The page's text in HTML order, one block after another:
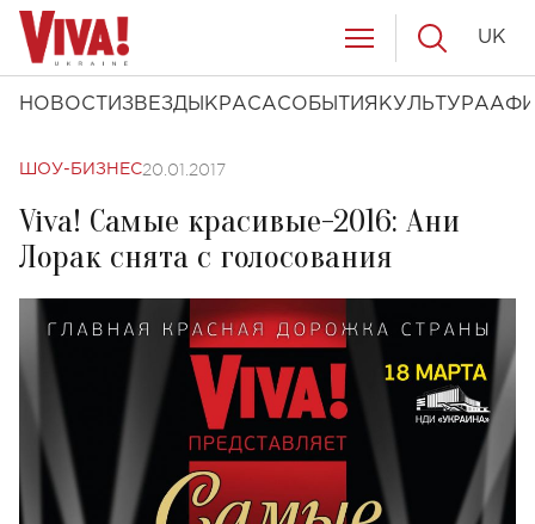
НОВОСТИ ЗВЕЗДЫ КРАСАСОБЫТИЯ КУЛЬТУРА
UK
ШОУ-БИЗНЕС20.01.2017
Viva! Самые красивые-2016: Ани
Лорак снята с голосования